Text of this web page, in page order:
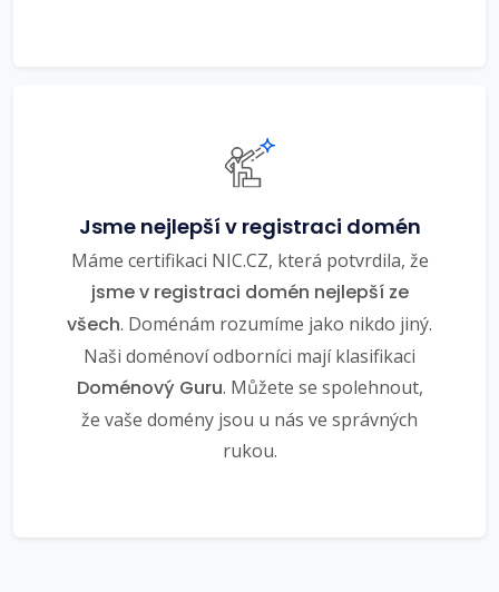
Jsme nejlepší v registraci domén
Máme certifikaci NIC.CZ, která potvrdila, že
jsme v registraci domén nejlepší ze
všech. Doménám rozumíme jako nikdo jiný.
Naši doménoví odborníci mají klasifikaci
Doménový Guru. Můžete se spolehnout,
že vaše domény jsou u nás ve správných
rukou.